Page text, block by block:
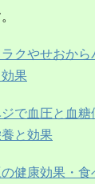
クやせおから
果
で血圧と血糖
と効果
健康効果・食